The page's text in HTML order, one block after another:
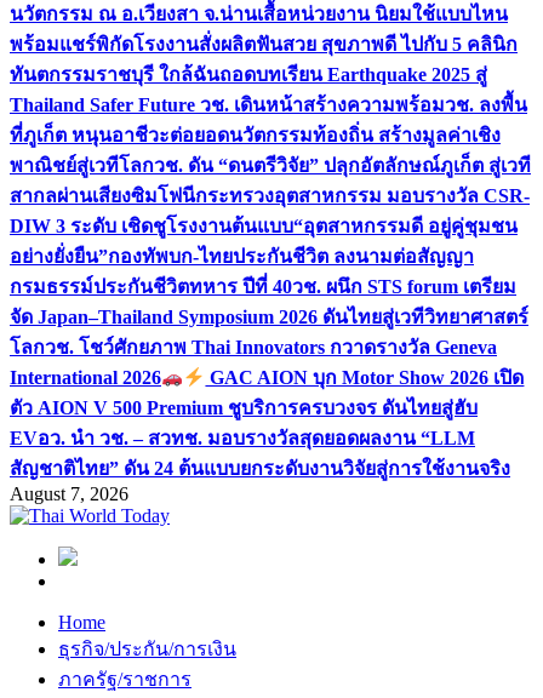
นวัตกรรม ณ อ.เวียงสา จ.น่านเสื้อหน่วยงาน นิยมใช้แบบไหน
พร้อมแชร์พิกัดโรงงานสั่งผลิตฟันสวย สุขภาพดี ไปกับ 5 คลินิก
ทันตกรรมราชบุรี ใกล้ฉันถอดบทเรียน Earthquake 2025 สู่
Thailand Safer Future วช. เดินหน้าสร้างความพร้อมวช. ลงพื้น
ที่ภูเก็ต หนุนอาชีวะต่อยอดนวัตกรรมท้องถิ่น สร้างมูลค่าเชิง
พาณิชย์สู่เวทีโลกวช. ดัน “ดนตรีวิจัย” ปลุกอัตลักษณ์ภูเก็ต สู่เวที
สากลผ่านเสียงซิมโฟนีกระทรวงอุตสาหกรรม มอบรางวัล CSR-
DIW 3 ระดับ เชิดชูโรงงานต้นแบบ“อุตสาหกรรมดี อยู่คู่ชุมชน
อย่างยั่งยืน”กองทัพบก-ไทยประกันชีวิต ลงนามต่อสัญญา
กรมธรรม์ประกันชีวิตทหาร ปีที่ 40วช. ผนึก STS forum เตรียม
จัด Japan–Thailand Symposium 2026 ดันไทยสู่เวทีวิทยาศาสตร์
โลกวช. โชว์ศักยภาพ Thai Innovators กวาดรางวัล Geneva
International 2026
GAC AION บุก Motor Show 2026 เปิด
ตัว AION V 500 Premium ชูบริการครบวงจร ดันไทยสู่ฮับ
EVอว. นำ วช. – สวทช. มอบรางวัลสุดยอดผลงาน “LLM
สัญชาติไทย” ดัน 24 ต้นแบบยกระดับงานวิจัยสู่การใช้งานจริง
August 7, 2026
Home
ธุรกิจ/ประกัน/การเงิน
ภาครัฐ/ราชการ